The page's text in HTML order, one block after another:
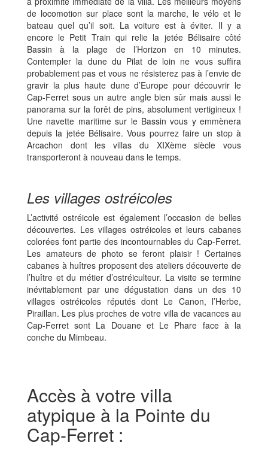
de locomotion sur place sont la marche, le vélo et le
bateau quel qu’il soit. La voiture est à éviter. Il y a
encore le Petit Train qui relie la jetée Bélisaire côté
Bassin à la plage de l’Horizon en 10 minutes.
Contempler la dune du Pilat de loin ne vous suffira
probablement pas et vous ne résisterez pas à l’envie de
gravir la plus haute dune d’Europe pour découvrir le
Cap-Ferret sous un autre angle bien sûr mais aussi le
panorama sur la forêt de pins, absolument vertigineux !
Une navette maritime sur le Bassin vous y emmènera
depuis la jetée Bélisaire. Vous pourrez faire un stop à
Arcachon dont les villas du XIXème siècle vous
transporteront à nouveau dans le temps.
Les villages ostréicoles
L’activité ostréicole est également l’occasion de belles
découvertes. Les villages ostréicoles et leurs cabanes
colorées font partie des incontournables du Cap-Ferret.
Les amateurs de photo se feront plaisir ! Certaines
cabanes à huîtres proposent des ateliers découverte de
l’huître et du métier d’ostréiculteur. La visite se termine
inévitablement par une dégustation dans un des 10
villages ostréicoles réputés dont Le Canon, l’Herbe,
Piraillan. Les plus proches de votre villa de vacances au
Cap-Ferret sont La Douane et Le Phare face à la
conche du Mimbeau.
Accès à votre villa
atypique à la Pointe du
Cap-Ferret :